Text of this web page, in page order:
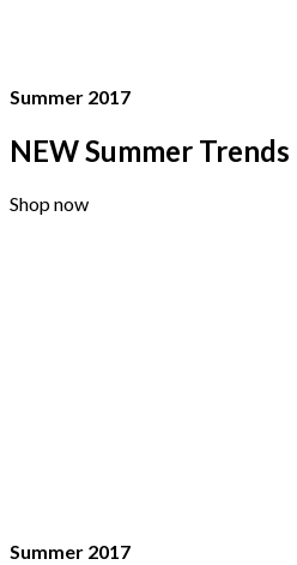
Summer 2017
NEW Summer Trends
Shop now
Summer 2017